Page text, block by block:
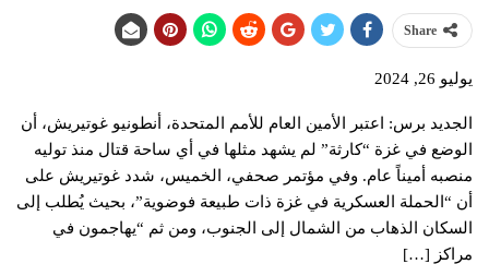
Share
يوليو 26, 2024
الجديد برس: اعتبر الأمين العام للأمم المتحدة، أنطونيو غوتيريش، أن
الوضع في غزة “كارثة” لم يشهد مثلها في أي ساحة قتال منذ توليه
منصبه أميناً عام. وفي مؤتمر صحفي، الخميس، شدد غوتيريش على
أن “الحملة العسكرية في غزة ذات طبيعة فوضوية”، بحيث يُطلب إلى
السكان الذهاب من الشمال إلى الجنوب، ومن ثم “يهاجمون في
مراكز […]